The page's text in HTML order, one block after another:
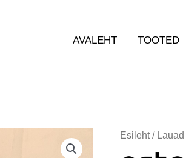
AVALEHT TOOTED
Esileht/ Lauad
Nikolai